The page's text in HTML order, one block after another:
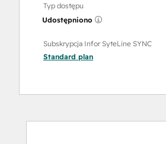
Typ dostępu
Udostępniono
Subskrypcja Infor SyteLine SYNC
Standard plan